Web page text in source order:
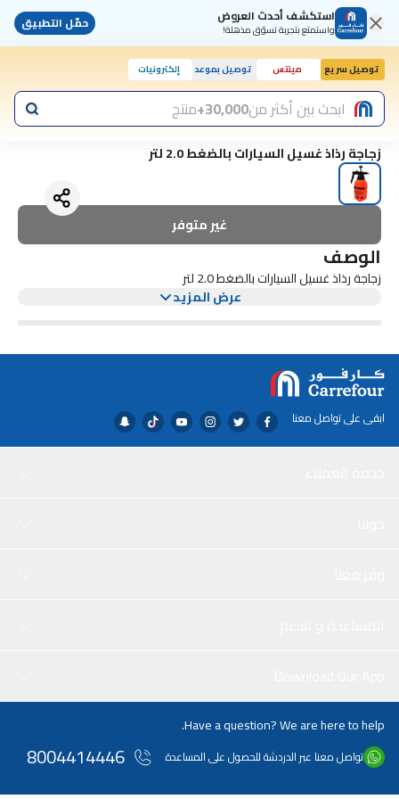
استكشف أحدث العروض
واستمتع بتجربة تسوّق مذهلة! حمّل التطبيق
توصيل سريع مينتس توصيل بموعد إلكترونيات
ابحث بين أكثر من30,000+ منتج
زجاجة رذاذ غسيل السيارات بالضغط 2.0 لتر
غير متوفر
الوصف
زجاجة رذاذ غسيل السيارات بالضغط 2.0 لتر
عرض المزيد
ابقى على تواصل معنا
Have a question? We are here to help.
تواصل معنا عبر الدردشة للحصول على المساعدة 8004414446